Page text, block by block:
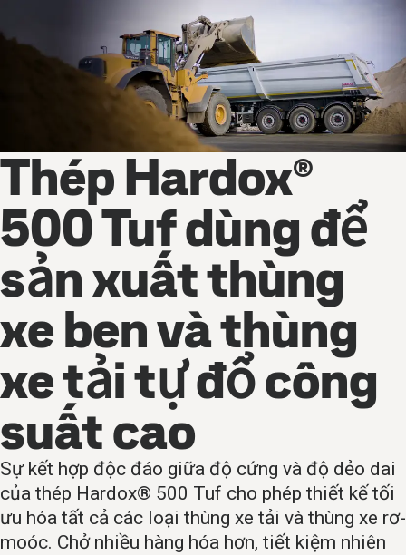
Thép Hardox®
500 Tuf dùng để
sản xuất thùng
xe ben và thùng
xe tải tự đổ công
suất cao
Sự kết hợp độc đáo giữa độ cứng và độ dẻo dai
của thép Hardox® 500 Tuf cho phép thiết kế tối
ưu hóa tất cả các loại thùng xe tải và thùng xe rơ-
moóc. Chở nhiều hàng hóa hơn, tiết kiệm nhiên